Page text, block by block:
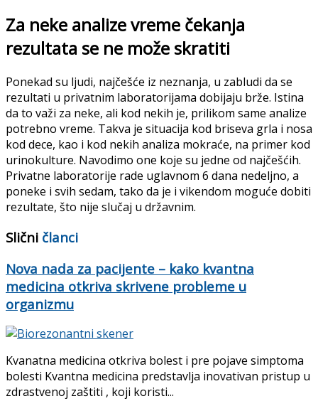
Za neke analize vreme čekanja
rezultata se ne može skratiti
Ponekad su ljudi, najčešće iz neznanja, u zabludi da se
rezultati u privatnim laboratorijama dobijaju brže. Istina
da to važi za neke, ali kod nekih je, prilikom same analize
potrebno vreme. Takva je situacija kod briseva grla i nosa
kod dece, kao i kod nekih analiza mokraće, na primer kod
urinokulture. Navodimo one koje su jedne od najčešćih.
Privatne laboratorije rade uglavnom 6 dana nedeljno, a
poneke i svih sedam, tako da je i vikendom moguće dobiti
rezultate, što nije slučaj u državnim.
Slični članci
Nova nada za pacijente – kako kvantna
medicina otkriva skrivene probleme u
organizmu
Kvanatna medicina otkriva bolest i pre pojave simptoma
bolesti Kvantna medicina predstavlja inovativan pristup u
zdrastvenoj zaštiti , koji koristi...